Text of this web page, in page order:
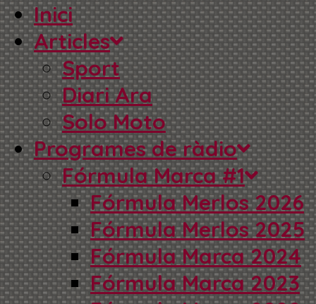
Inici
Articles
Sport
Diari Ara
Solo Moto
Programes de ràdio
Fórmula Marca #1
Fórmula Merlos 2026
Fórmula Merlos 2025
Fórmula Marca 2024
Fórmula Marca 2023